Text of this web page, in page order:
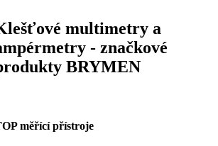
multimetry a
- značkové
BRYMEN
měřící přístroje